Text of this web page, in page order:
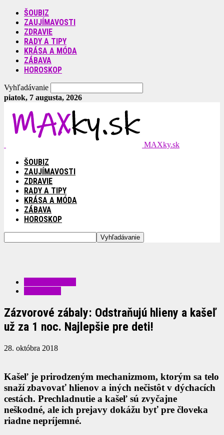
ŠOUBIZ
ZAUJÍMAVOSTI
ZDRAVIE
RADY A TIPY
KRÁSA A MÓDA
ZÁBAVA
HOROSKOP
Vyhľadávanie
piatok, 7 augusta, 2026
MAXky.sk
ŠOUBIZ
ZAUJÍMAVOSTI
ZDRAVIE
RADY A TIPY
KRÁSA A MÓDA
ZÁBAVA
HOROSKOP
Zázvorové zábaly: Odstraňujú hlieny a kašeľ
už za 1 noc. Najlepšie pre deti!
28. októbra 2018
Kašeľ je prirodzeným mechanizmom, ktorým sa telo
snaží zbavovať hlienov a iných nečistôt v dýchacích
cestách. Prechladnutie a kašeľ sú zvyčajne
neškodné, ale ich prejavy dokážu byť pre človeka
riadne nepríjemné.